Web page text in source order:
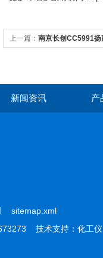
上一篇： 南京长创CC5991
新闻资讯 产
sitemap.xml
技术支持： 化工仪